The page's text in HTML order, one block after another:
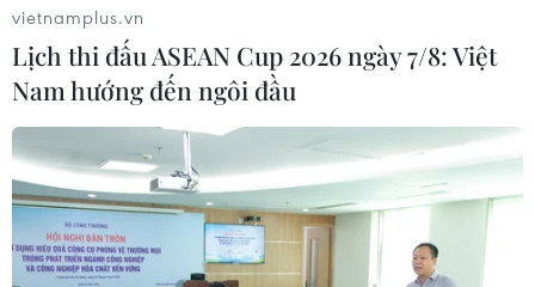
vietnamplus.vn
Lịch thi đấu ASEAN Cup 2026 ngày 7/8: Việt
Nam hướng đến ngôi đầu